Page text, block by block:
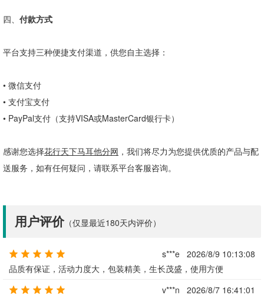
四、 付款方式
平台支持三种便捷支付渠道，供您自主选择：
• 微信支付
• 支付宝支付
• PayPal支付（支持VISA或MasterCard银行卡）
感谢您选择花行天下马耳他分网 ，我们将尽力为您提供优质的产品与配
送服务，如有任何疑问，请联系平台客服咨询。
用户评价（仅显最近180天内评价）
s***e
2026/8/9 10:13:08
品质有保证，活动力度大，包装精美，生长茂盛，使用方便
v***n
2026/8/7 16:41:01